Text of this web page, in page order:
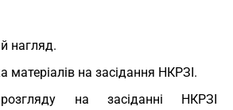
нагляд.
матеріалів на засідання НКРЗІ.
на засіданні НКРЗІ